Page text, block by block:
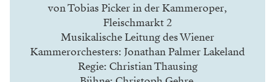
von Tobias Picker in der Kammeroper,
Fleischmarkt 2
Musikalische Leitung des Wiener
Kammerorchesters: Jonathan Palmer Lakeland
Regie: Christian Thausing